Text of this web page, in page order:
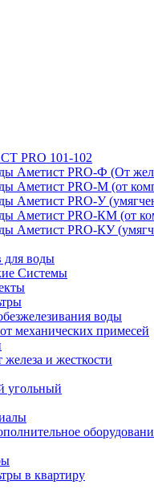
PRO 101-102
Аметист PRO-Ф (От
Аметист PRO-M (от
Аметист PRO-У
Аметист PRO-КM (от
Аметист PRO-КУ
для воды
Системы
воды
механических примесей
и жесткости
угольный
в квартиру